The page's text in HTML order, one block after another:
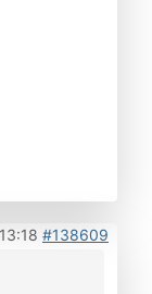
#138609